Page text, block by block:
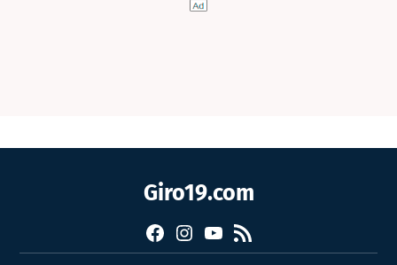
Giro19.com
FacebookInstagram
YouTube
RSS